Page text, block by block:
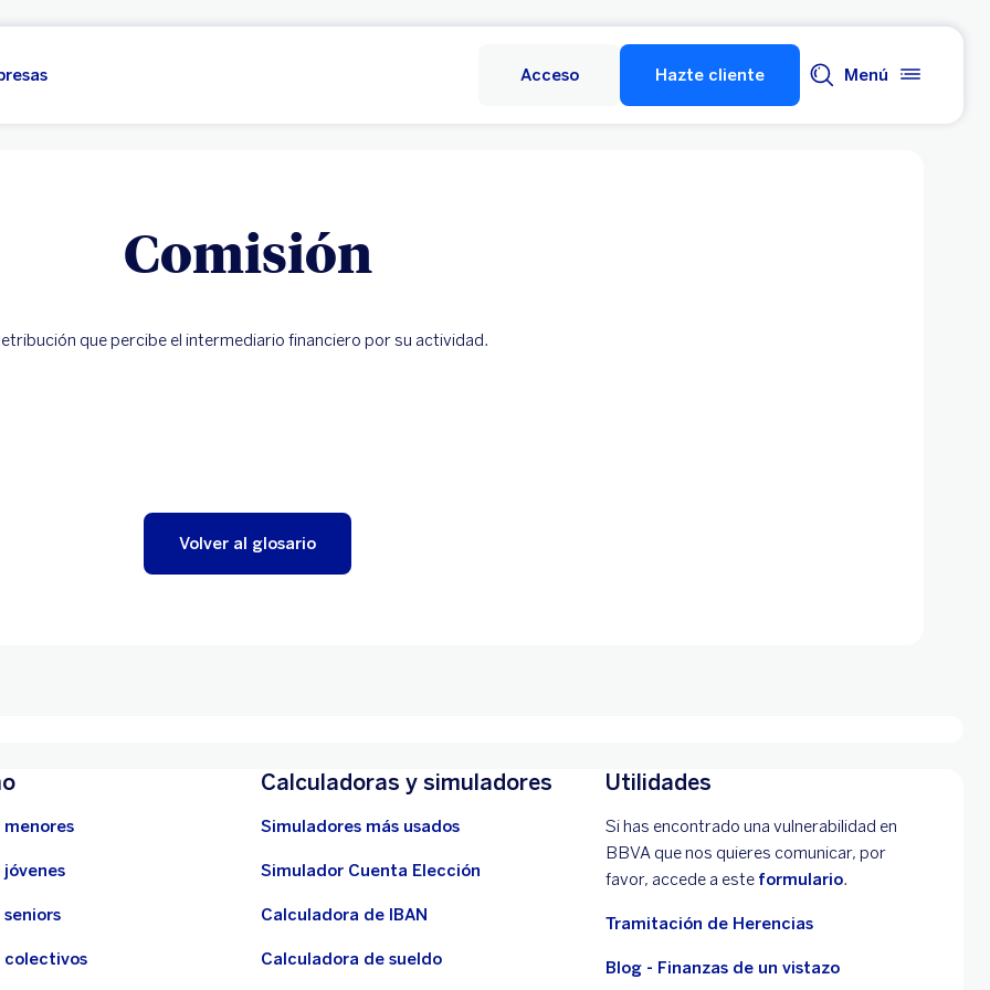
Acceso Hazte cliente Menú
Comisión
que percibe el intermediario financiero por su actividad.
Volver al glosario
menores
jóvenes
seniors
colectivos
Calculadoras y simuladores
Simuladores más usados
Simulador Cuenta Elección
Calculadora de IBAN
Calculadora de sueldo
Utilidades
Si has encontrado una vulnerabilidad en
BBVA que nos quieres comunicar, por
favor, accede a este formulario.
Tramitación de Herencias
Blog - Finanzas de un vistazo